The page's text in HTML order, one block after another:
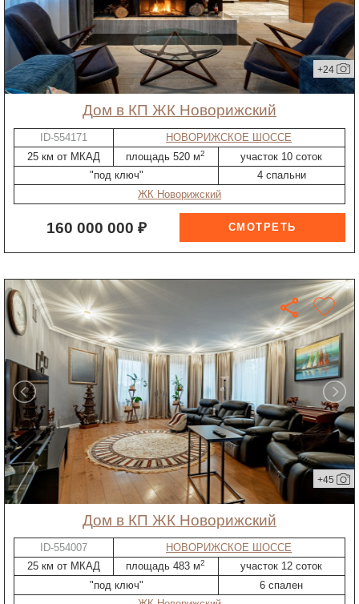
+24
дом в КП ЖК Новорижский
ID-554171
НОВОРИЖСКОЕ ШОССЕ
25 км от МКАД
площадь 520 м2
участок 10 соток
"под ключ"
4 спальни
ЖК Новорижский
160 000 000 ₽
+45
дом в КП ЖК Новорижский
ID-554007
НОВОРИЖСКОЕ ШОССЕ
25 км от МКАД
площадь 483 м2
участок 12 соток
"под ключ"
6 спален